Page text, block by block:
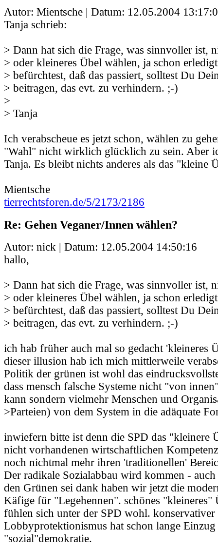
Autor: Mientsche | Datum: 12.05.2004
Tanja schrieb:
> Dann hat sich die Frage, was sinnvoller ist,
> oder kleineres Übel wählen, ja schon
> befürchtest, daß das passiert, solltest Du
> beitragen, das evt. zu verhindern. ;-)
>
> Tanja
Ich verabscheue es jetzt schon, wählen zu
"Wahl" nicht wirklich glücklich zu sein. Aber
Tanja. Es bleibt nichts anderes als das "kleine
Mientsche
tierrechtsforen.de/5/2173/2186
Re: Gehen Veganer/Innen wählen?
Autor: nick | Datum: 12.05.2004 14:50:16
hallo,
> Dann hat sich die Frage, was sinnvoller ist,
> oder kleineres Übel wählen, ja schon
> befürchtest, daß das passiert, solltest Du
> beitragen, das evt. zu verhindern. ;-)
ich hab früher auch mal so gedacht 'kleineres
dieser illusion hab ich mich mittlerweile
Politik der grünen ist wohl das
dass mensch falsche Systeme nicht "von
kann sondern vielmehr Menschen und
>Parteien) von dem System in die adäquate
inwiefern bitte ist denn die SPD das "kleinere
nicht vorhandenen wirtschaftlichen
noch nichtmal mehr ihren 'traditionellen'
Der radikale Sozialabbau wird kommen -
den Grünen sei dank haben wir jetzt die
Käfige für "Legehennen". schönes "kleineres"
fühlen sich unter der SPD wohl. konservativer
Lobbyprotektionismus hat schon lange
"sozial"demokratie.